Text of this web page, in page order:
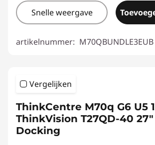
Snelle weergave
artikelnummer: M70QBUNDLE3EUB
Vergelijken
ThinkCentre M70q G6 U5
ThinkVision T27QD-40 27"
Docking